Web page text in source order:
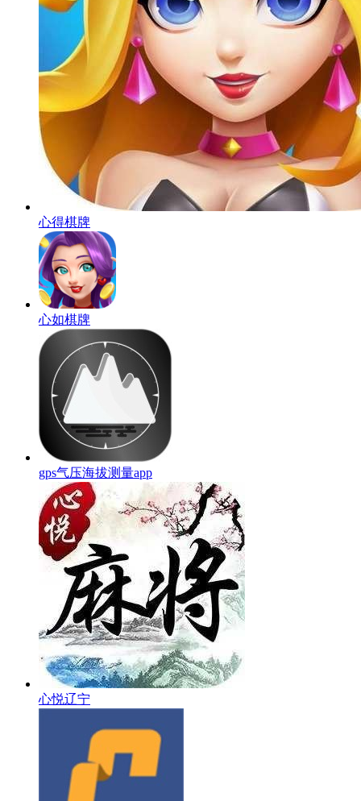
心得棋牌
心如棋牌
gps气压海拔测量app
心悦辽宁